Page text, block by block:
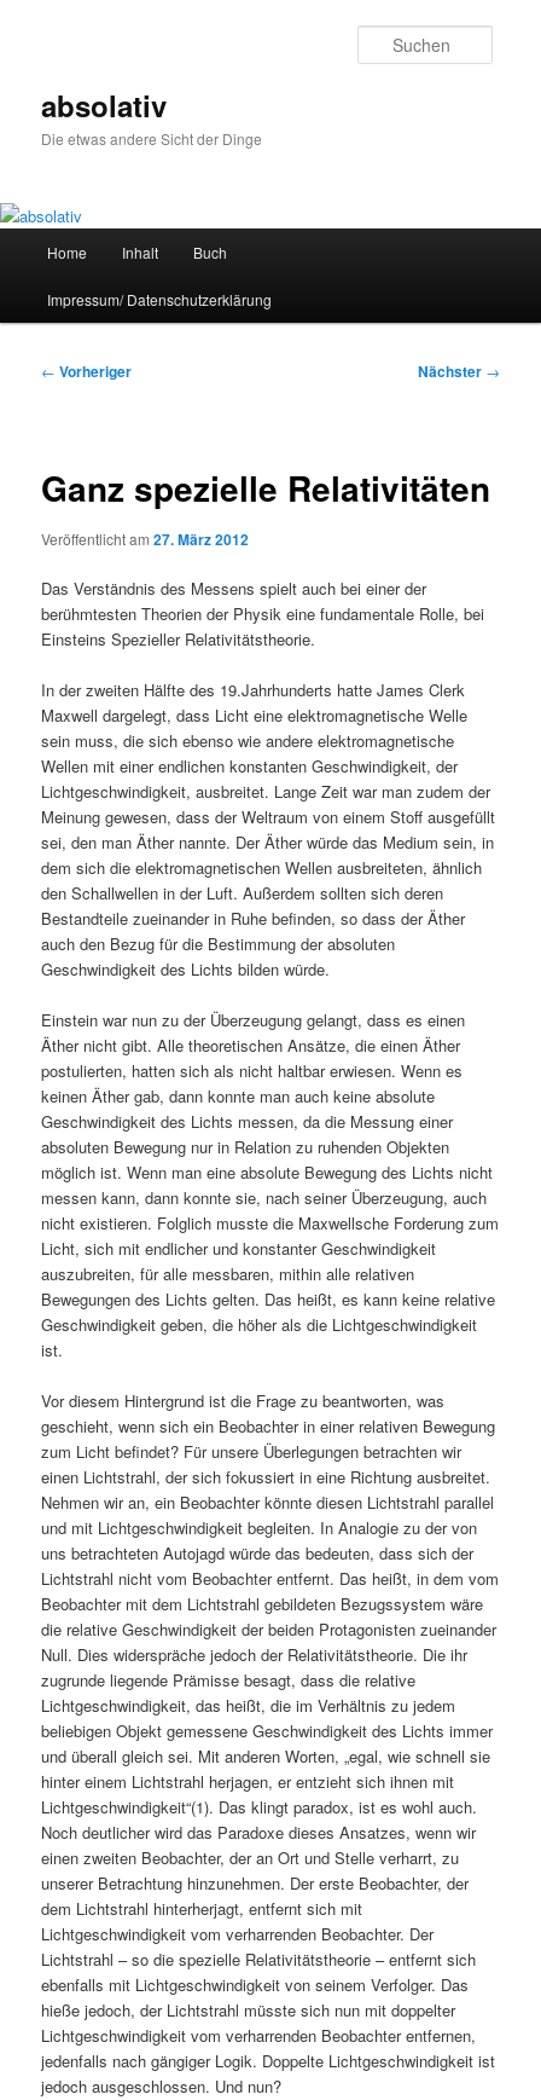
absolativ
Die etwas andere Sicht der Dinge
Home Inhalt Buch
Impressum/ Datenschutzerklärung
Beitragsnavigation
← Vorheriger Nächster →
Ganz spezielle Relativitäten
Veröffentlicht am27. März 2012
Das Verständnis des Messens spielt auch bei einer der
berühmtesten Theorien der Physik eine fundamentale Rolle, bei
Einsteins Spezieller Relativitätstheorie.
In der zweiten Hälfte des 19.Jahrhunderts hatte James Clerk
Maxwell dargelegt, dass Licht eine elektromagnetische Welle
sein muss, die sich ebenso wie andere elektromagnetische
Wellen mit einer endlichen konstanten Geschwindigkeit, der
Lichtgeschwindigkeit, ausbreitet. Lange Zeit war man zudem der
Meinung gewesen, dass der Weltraum von einem Stoff ausgefüllt
sei, den man Äther nannte. Der Äther würde das Medium sein, in
dem sich die elektromagnetischen Wellen ausbreiteten, ähnlich
den Schallwellen in der Luft. Außerdem sollten sich deren
Bestandteile zueinander in Ruhe befinden, so dass der Äther
auch den Bezug für die Bestimmung der absoluten
Geschwindigkeit des Lichts bilden würde.
Einstein war nun zu der Überzeugung gelangt, dass es einen
Äther nicht gibt. Alle theoretischen Ansätze, die einen Äther
postulierten, hatten sich als nicht haltbar erwiesen. Wenn es
keinen Äther gab, dann konnte man auch keine absolute
Geschwindigkeit des Lichts messen, da die Messung einer
absoluten Bewegung nur in Relation zu ruhenden Objekten
möglich ist. Wenn man eine absolute Bewegung des Lichts nicht
messen kann, dann konnte sie, nach seiner Überzeugung, auch
nicht existieren. Folglich musste die Maxwellsche Forderung zum
Licht, sich mit endlicher und konstanter Geschwindigkeit
auszubreiten, für alle messbaren, mithin alle relativen
Bewegungen des Lichts gelten. Das heißt, es kann keine relative
Geschwindigkeit geben, die höher als die Lichtgeschwindigkeit
ist.
Vor diesem Hintergrund ist die Frage zu beantworten, was
geschieht, wenn sich ein Beobachter in einer relativen Bewegung
zum Licht befindet? Für unsere Überlegungen betrachten wir
einen Lichtstrahl, der sich fokussiert in eine Richtung ausbreitet.
Nehmen wir an, ein Beobachter könnte diesen Lichtstrahl parallel
und mit Lichtgeschwindigkeit begleiten. In Analogie zu der von
uns betrachteten Autojagd würde das bedeuten, dass sich der
Lichtstrahl nicht vom Beobachter entfernt. Das heißt, in dem vom
Beobachter mit dem Lichtstrahl gebildeten Bezugssystem wäre
die relative Geschwindigkeit der beiden Protagonisten zueinander
Null. Dies widerspräche jedoch der Relativitätstheorie. Die ihr
zugrunde liegende Prämisse besagt, dass die relative
Lichtgeschwindigkeit, das heißt, die im Verhältnis zu jedem
beliebigen Objekt gemessene Geschwindigkeit des Lichts immer
und überall gleich sei. Mit anderen Worten, „egal, wie schnell sie
hinter einem Lichtstrahl herjagen, er entzieht sich ihnen mit
Lichtgeschwindigkeit“(1). Das klingt paradox, ist es wohl auch.
Noch deutlicher wird das Paradoxe dieses Ansatzes, wenn wir
einen zweiten Beobachter, der an Ort und Stelle verharrt, zu
unserer Betrachtung hinzunehmen. Der erste Beobachter, der
dem Lichtstrahl hinterherjagt, entfernt sich mit
Lichtgeschwindigkeit vom verharrenden Beobachter. Der
Lichtstrahl – so die spezielle Relativitätstheorie – entfernt sich
ebenfalls mit Lichtgeschwindigkeit von seinem Verfolger. Das
hieße jedoch, der Lichtstrahl müsste sich nun mit doppelter
Lichtgeschwindigkeit vom verharrenden Beobachter entfernen,
jedenfalls nach gängiger Logik. Doppelte Lichtgeschwindigkeit ist
jedoch ausgeschlossen. Und nun?